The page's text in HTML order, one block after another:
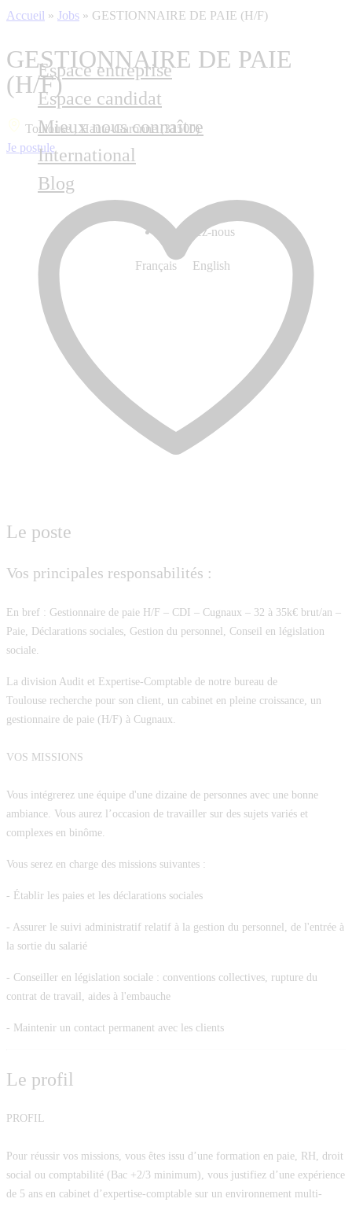
Espace entreprise
Espace candidat
Mieux nous connaître
International
Blog
Contactez-nous
Français English
Accueil » Jobs » GESTIONNAIRE DE PAIE (H/F)
GESTIONNAIRE DE PAIE
(H/F)
Toulouse , Haute-Garonne (31500)
Je postule
Le poste
Vos principales responsabilités :
En bref : Gestionnaire de paie H/F – CDI – Cugnaux – 32 à 35k€ brut/an –
Paie, Déclarations sociales, Gestion du personnel, Conseil en législation
sociale.
La division Audit et Expertise-Comptable de notre bureau de
Toulouse recherche pour son client, un cabinet en pleine croissance, un
gestionnaire de paie (H/F) à Cugnaux.
VOS MISSIONS
Vous intégrerez une équipe d'une dizaine de personnes avec une bonne
ambiance. Vous aurez l’occasion de travailler sur des sujets variés et
complexes en binôme.
Vous serez en charge des missions suivantes :
- Établir les paies et les déclarations sociales
- Assurer le suivi administratif relatif à la gestion du personnel, de l'entrée à
la sortie du salarié
- Conseiller en législation sociale : conventions collectives, rupture du
contrat de travail, aides à l'embauche
- Maintenir un contact permanent avec les clients
Le profil
PROFIL
Pour réussir vos missions, vous êtes issu d’une formation en paie, RH, droit
social ou comptabilité (Bac +2/3 minimum), vous justifiez d’une expérience
de 5 ans en cabinet d’expertise-comptable sur un environnement multi-